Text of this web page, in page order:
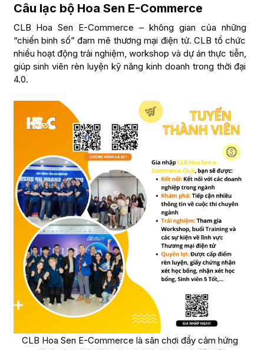
Câu lạc bộ Hoa Sen E-Commerce
CLB Hoa Sen E-Commerce – không gian của những
“chiến binh số” đam mê thương mại điện tử. CLB tổ chức
nhiều hoạt động trải nghiệm, workshop và dự án thực tiễn,
giúp sinh viên rèn luyện kỹ năng kinh doanh trong thời đại
4.0.
CLB Hoa Sen E-Commerce là sân chơi đầy cảm hứng